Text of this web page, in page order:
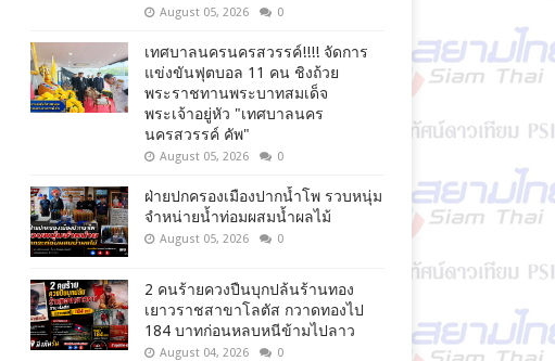
August 05, 2026 0
เทศบาลนครนครสวรรค์!!!! จัดการ
แข่งขันฟุตบอล 11 คน ชิงถ้วย
พระราชทานพระบาทสมเด็จ
พระเจ้าอยู่หัว "เทศบาลนคร
นครสวรรค์ คัพ"
August 05, 2026 0
ฝ่ายปกครองเมืองปากน้ำโพ รวบหนุ่ม
จำหน่ายน้ำท่อมผสมน้ำผลไม้
August 05, 2026 0
2 คนร้ายควงปืนบุกปล้นร้านทอง
เยาวราชสาขาโลตัส กวาดทองไป
184 บาทก่อนหลบหนีข้ามไปลาว
August 04, 2026 0